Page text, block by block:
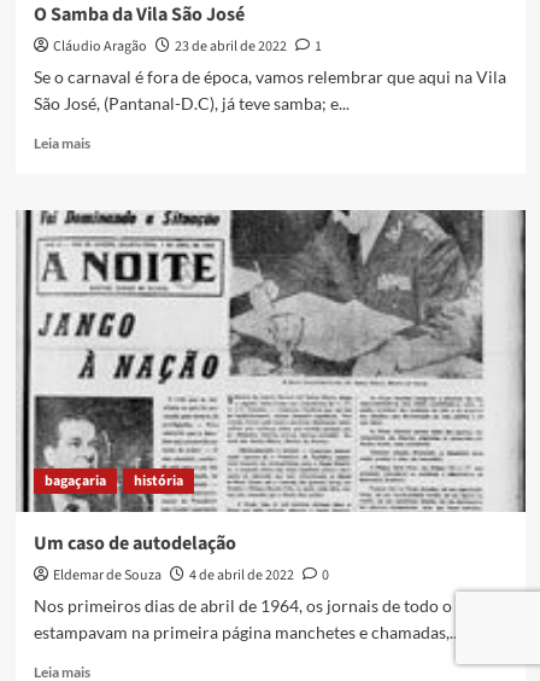
O Samba da Vila São José
Cláudio Aragão 23 de abril de 2022
1
Se o carnaval é fora de época, vamos relembrar que aqui na Vila
São José, (Pantanal-D.C), já teve samba; e...
Leia maisRead
O
Samba
da
Vila
São
José
bagaçaria história
Um caso de autodelação
Eldemar de Souza 4 de abril de 2022
0
Nos primeiros dias de abril de 1964, os jornais de todo o país
estampavam na primeira página manchetes e chamadas,...
Leia maisRead